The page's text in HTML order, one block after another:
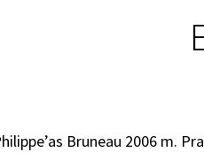
Bruneau 2006 m.